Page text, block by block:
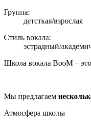
Группа:
детсткая/взрослая
Стиль вокала:
эстрадный/
Школа вокала BooM –
Мы предлагаем
Атмосфера школы